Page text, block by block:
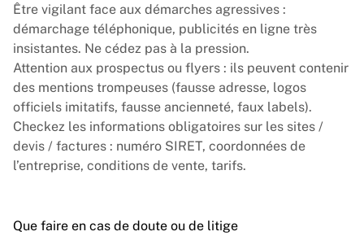
Être vigilant face aux démarches agressives :
démarchage téléphonique, publicités en ligne très
insistantes. Ne cédez pas à la pression.
Attention aux prospectus ou flyers : ils peuvent contenir
des mentions trompeuses (fausse adresse, logos
officiels imitatifs, fausse ancienneté, faux labels).
Checkez les informations obligatoires sur les sites /
devis / factures : numéro SIRET, coordonnées de
l’entreprise, conditions de vente, tarifs.
Que faire en cas de doute ou de litige